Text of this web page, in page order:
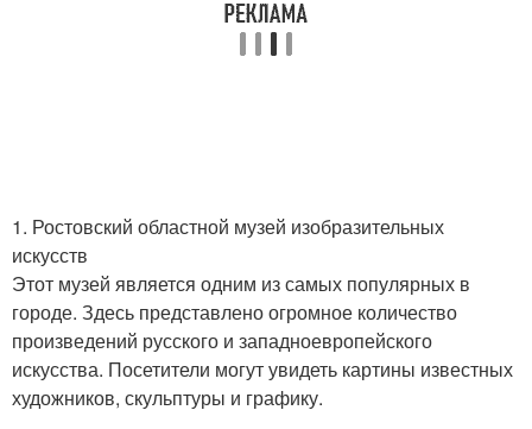
1. Ростовский областной музей изобразительных
искусств
Этот музей является одним из самых популярных в
городе. Здесь представлено огромное количество
произведений русского и западноевропейского
искусства. Посетители могут увидеть картины известных
художников, скульптуры и графику.